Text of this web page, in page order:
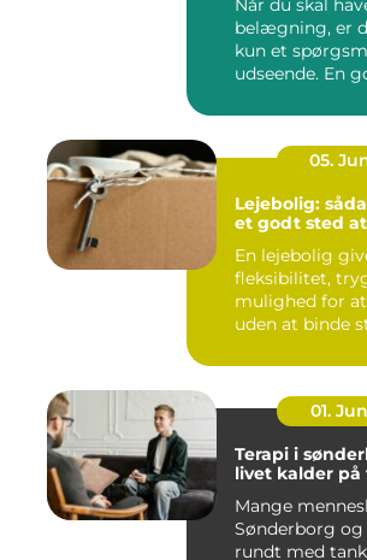
Når du skal
belægning, er
kun et
udseende. En
05.
Lejebolig:
et godt sted
En lejebolig
fleksibilitet,
mulighed for
uden at binde
01. Jun
Terapi i
livet kalder på
Mange
Sønderborg
rundt med